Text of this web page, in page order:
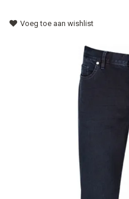
Collectie
Voeg toe aan wishlist